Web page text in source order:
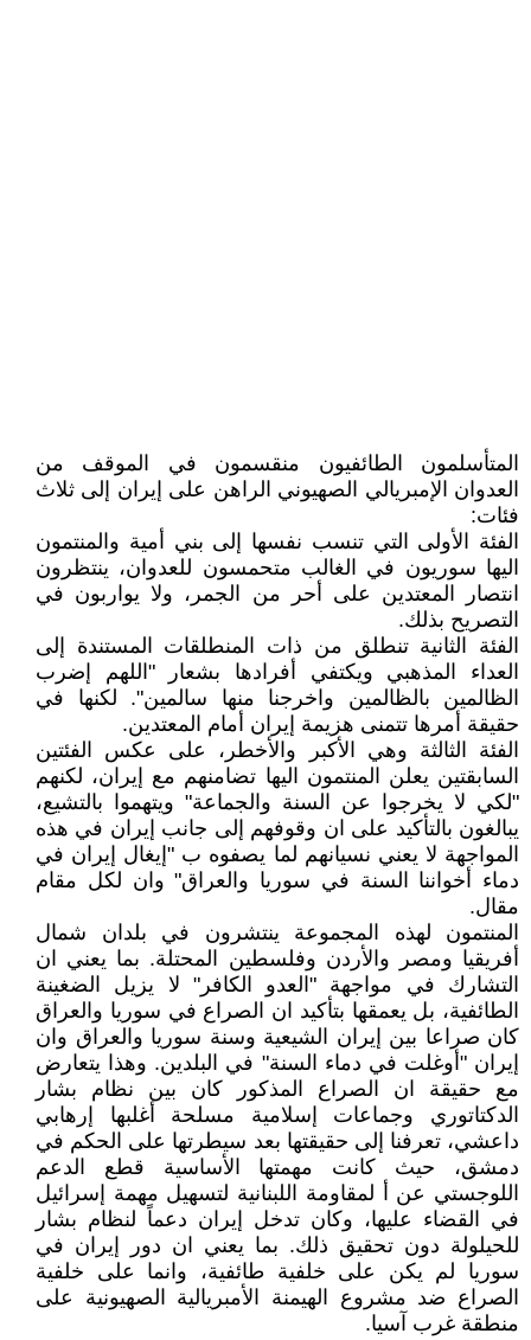
المتأسلمون الطائفيون منقسمون في الموقف من
العدوان الإمبريالي الصهيوني الراهن على إيران إلى ثلاث
فئات:
الفئة الأولى التي تنسب نفسها إلى بني أمية والمنتمون
اليها سوريون في الغالب متحمسون للعدوان، ينتظرون
انتصار المعتدين على أحر من الجمر، ولا يواربون في
التصريح بذلك.
الفئة الثانية تنطلق من ذات المنطلقات المستندة إلى
العداء المذهبي ويكتفي أفرادها بشعار "اللهم إضرب
الظالمين بالظالمين واخرجنا منها سالمين". لكنها في
حقيقة أمرها تتمنى هزيمة إيران أمام المعتدين.
الفئة الثالثة وهي الأكبر والأخطر، على عكس الفئتين
السابقتين يعلن المنتمون اليها تضامنهم مع إيران، لكنهم
"لكي لا يخرجوا عن السنة والجماعة" ويتهموا بالتشيع،
يبالغون بالتأكيد على ان وقوفهم إلى جانب إيران في هذه
المواجهة لا يعني نسيانهم لما يصفوه ب "إيغال إيران في
دماء أخواننا السنة في سوريا والعراق" وان لكل مقام
مقال.
المنتمون لهذه المجموعة ينتشرون في بلدان شمال
أفريقيا ومصر والأردن وفلسطين المحتلة. بما يعني ان
التشارك في مواجهة "العدو الكافر" لا يزيل الضغينة
الطائفية، بل يعمقها بتأكيد ان الصراع في سوريا والعراق
كان صراعا بين إيران الشيعية وسنة سوريا والعراق وان
إيران "أوغلت في دماء السنة" في البلدين. وهذا يتعارض
مع حقيقة ان الصراع المذكور كان بين نظام بشار
الدكتاتوري وجماعات إسلامية مسلحة أغلبها إرهابي
داعشي، تعرفنا إلى حقيقتها بعد سيطرتها على الحكم في
دمشق، حيث كانت مهمتها الأساسية قطع الدعم
اللوجستي عن أ لمقاومة اللبنانية لتسهيل مهمة إسرائيل
في القضاء عليها، وكان تدخل إيران دعماً لنظام بشار
للحيلولة دون تحقيق ذلك. بما يعني ان دور إيران في
سوريا لم يكن على خلفية طائفية، وانما على خلفية
الصراع ضد مشروع الهيمنة الأمبريالية الصهيونية على
منطقة غرب آسيا.